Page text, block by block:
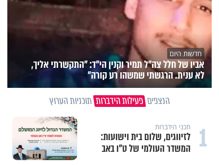
חדשות היום
אביו של חלל צה"ל תמיר וקנין הי"ד: "התקשרתי אליך,
לא ענית. הרגשתי שמשהו רע קורה"
הנצפים פעילות הידברות תוכניות הערוץ
1 תכני הידברות
לזיווגים, שלום בית וישועות:
המשדר העולמי של ט"ו באב